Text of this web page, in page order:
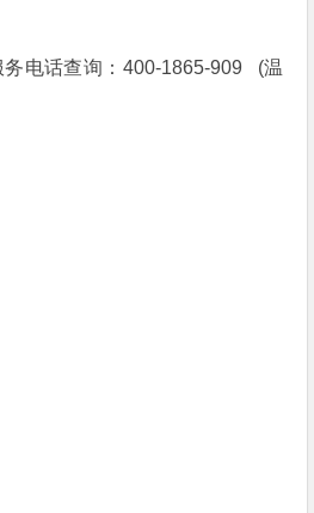
电话查询：400-1865-909 (温